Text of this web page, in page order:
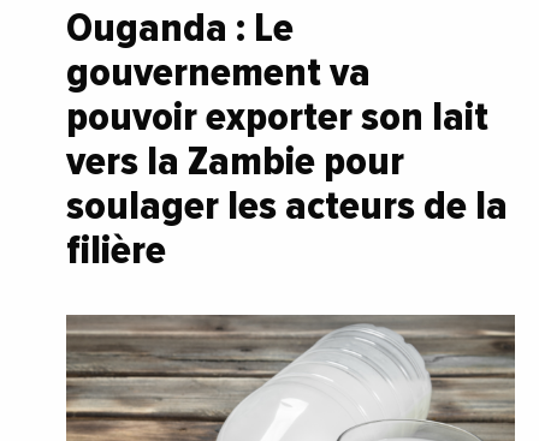
Ouganda : Le
gouvernement va
pouvoir exporter son lait
vers la Zambie pour
soulager les acteurs de la
filière